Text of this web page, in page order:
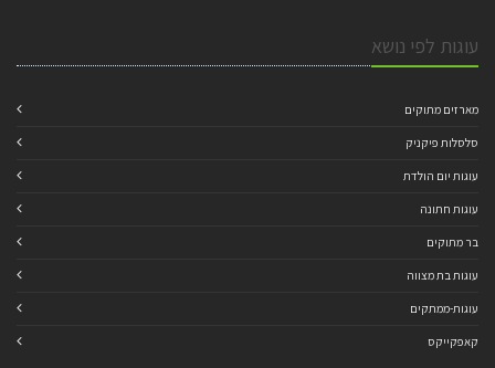
עוגות לפי נושא
מארזים מתוקים
סלסלות פיקניק
עוגות יום הולדת
עוגות חתונה
בר מתוקים
עוגות בת מצווה
עוגות-ממתקים
קאפקייקס